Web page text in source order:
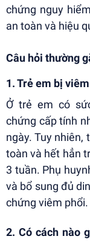
chứng nguy
an toàn và hiệu
Câu hỏi thường
1. Trẻ em bị
Ở trẻ em có
chứng cấp tính
ngày. Tuy nhiên,
toàn và hết hẳn
3 tuần. Phụ
và bổ sung đủ
chứng viêm phổi.
2. Có cách nào